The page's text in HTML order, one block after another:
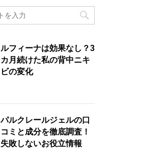
ルフィーナは効果なし？3
カ月続けた私の背中ニキ
ビの変化
パルクレールジェルの口
コミと成分を徹底調査！
失敗しないお役立情報